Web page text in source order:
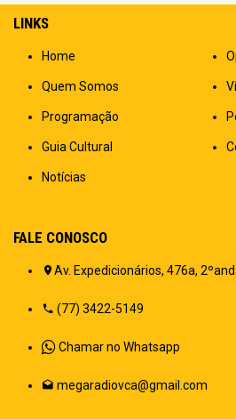
LINKS
Home
Quem Somos
Programação
Guia Cultural
Notícias
FALE CONOSCO
Av. Expedicionários, 476a,
(77) 3422-5149
Chamar no Whatsapp
megaradiovca@gmail.com